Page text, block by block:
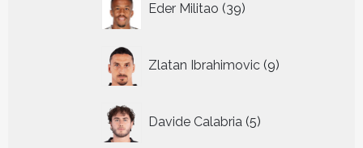
Eder Militao 39
producten
Zlatan Ibrahimovic 9
producten
Davide Calabria 5
producten